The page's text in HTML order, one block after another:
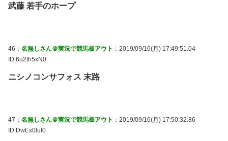
武藤 若手のホープ
46： 名無しさん＠実況で競馬板アウト ：2019/09/16(月) 17:49:51.04
ID:6u2th5xN0
ニシノコンサフォス 末路
47： 名無しさん＠実況で競馬板アウト ：2019/09/16(月) 17:50:32.86
ID:DwEx0lul0